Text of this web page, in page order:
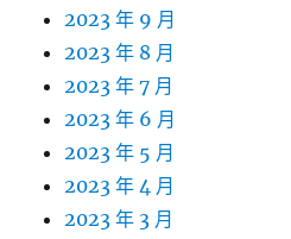
2023 年 9 月
2023 年 8 月
2023 年 7 月
2023 年 6 月
2023 年 5 月
2023 年 4 月
2023 年 3 月